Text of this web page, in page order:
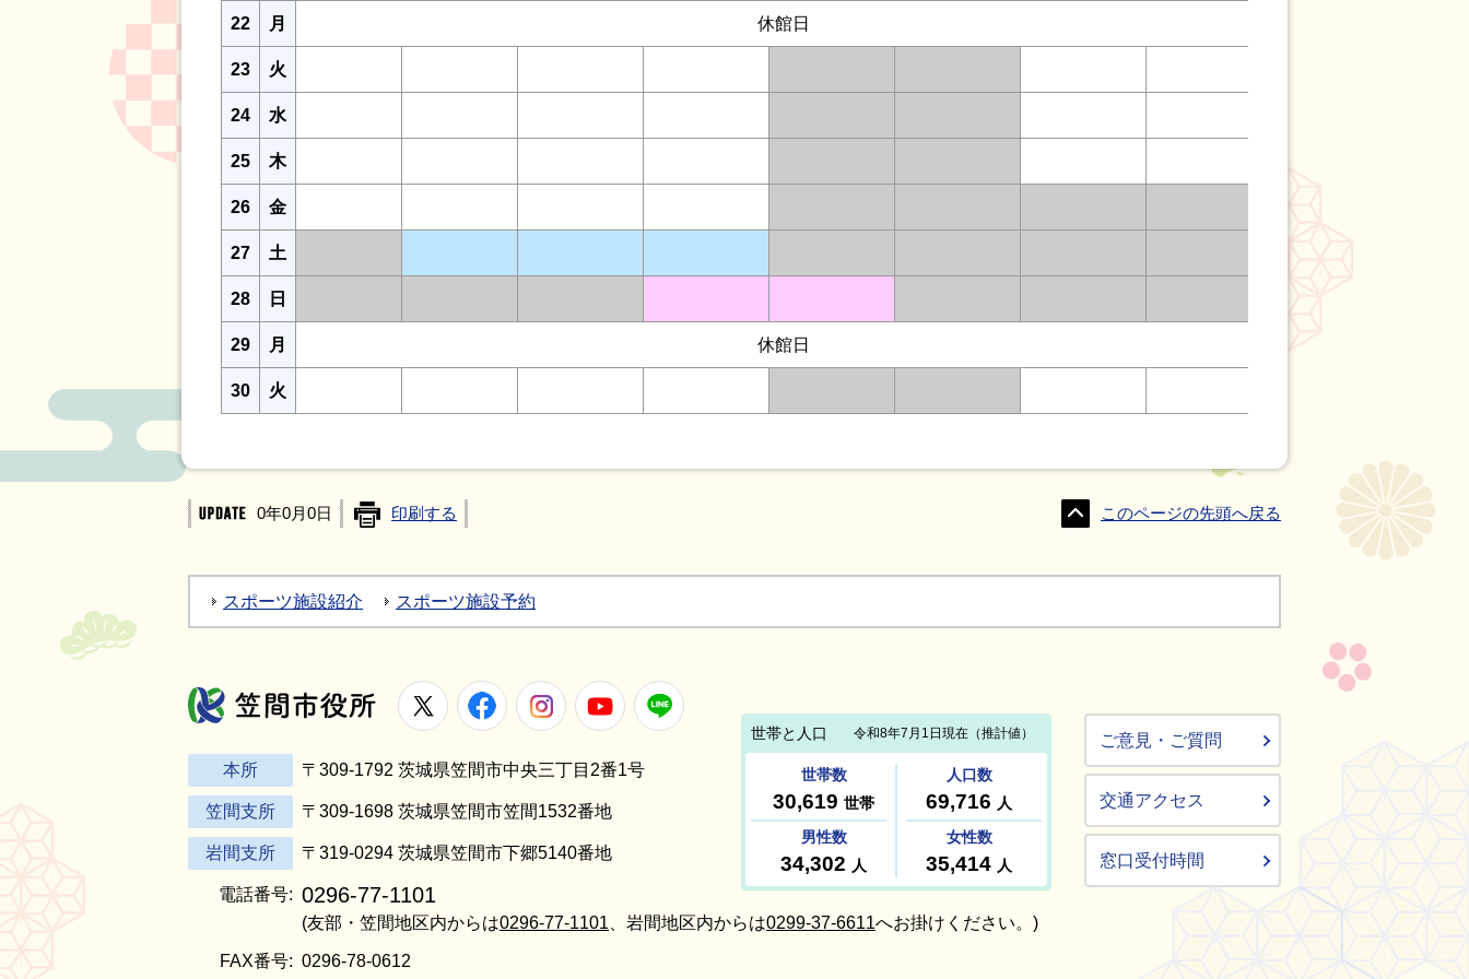
22 月 休館日
23 火
24 水
25 木
26 金
27 土
28 日
29 月 休館日
30 火
0年0月0日 印刷する このページの先頭へ戻る
スポーツ施設紹介 スポーツ施設予約
笠間市役所
X FacebookInstagramYoutube
本所 〒309-1792 茨城県笠間市中央三丁目2番1号
笠間支所 〒309-1698 茨城県笠間市笠間1532番地
岩間支所 〒319-0294 茨城県笠間市下郷5140番地
電話番号: 0296-77-1101
(友部・笠間地区内からは0296-77-1101 、岩間地区内からは0299-37-6611へお掛けください。)
FAX番号: 0296-78-0612
ご意見・ご質問
交通アクセス
窓口受付時間